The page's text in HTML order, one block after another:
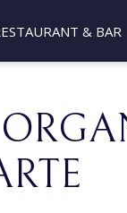
& BAR